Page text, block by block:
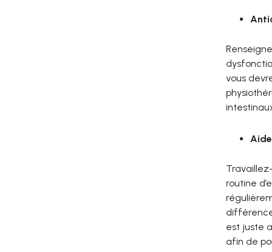
vous
routine
est juste
afin de